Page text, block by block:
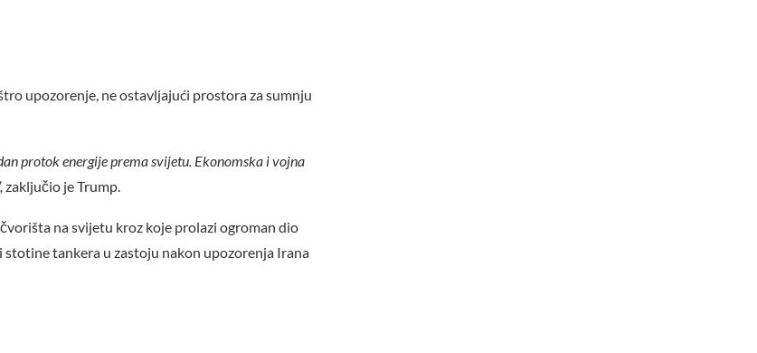
upozorenje, ne ostavljajući prostora za sumnju
protok energije prema svijetu. Ekonomska i vojna
zaključio je Trump.
na svijetu kroz koje prolazi ogroman dio
tankera u zastoju nakon upozorenja Irana